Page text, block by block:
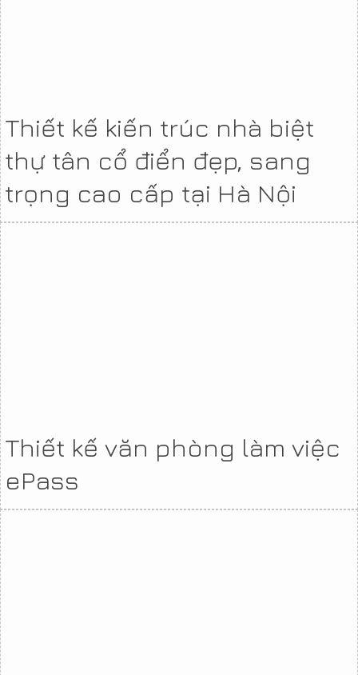
Thiết kế kiến trúc nhà biệt
thự tân cổ điển đẹp, sang
trọng cao cấp tại Hà Nội
Thiết kế văn phòng làm việc
ePass